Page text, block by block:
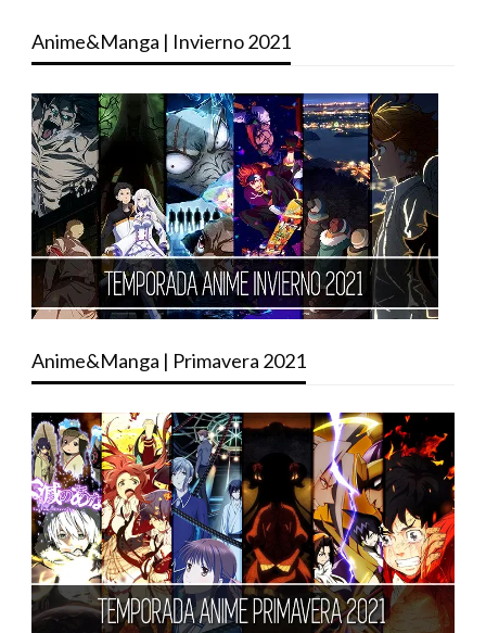
Anime&Manga | Invierno 2021
Anime&Manga | Primavera 2021